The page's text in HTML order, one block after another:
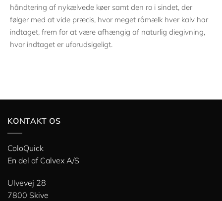
håndtering af nykælvede køer samt den ro i sindet, der
følger med at vide præcis, hvor meget råmælk hver kalv har
indtaget, frem for at være afhængig af naturlig diegivning,
hvor indtaget er uforudsigeligt.
KONTAKT OS
ColoQuick
En del af Calvex A/S
Ulvevej 28
7800 Skive